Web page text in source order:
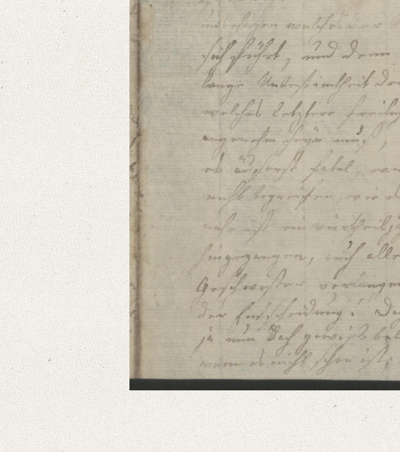
Liebster Bruder,
Nach deinem letzten Briefen zu urtheilen, deucht mir bist du itzt auch
Language